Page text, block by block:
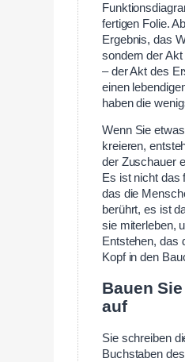
fertigen Folie.
Ergebnis, das
sondern der
– der Akt des
einen
haben die
Wenn Sie
kreieren,
der Zuschauer
Es ist nicht das
das die
berührt, es ist
sie miterleben,
Entstehen, das
Kopf in den
Bauen
auf
Sie schreiben
Buchstaben